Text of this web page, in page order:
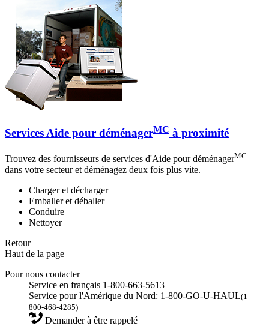
Services Aide pour déménagerMC à proximité
Trouvez des fournisseurs de services d'Aide pour déménagerMC
dans votre secteur et déménagez deux fois plus vite.
Charger et décharger
Emballer et déballer
Conduire
Nettoyer
Retour
Haut de la page
Pour nous contacter
Service en français 1-800-663-5613
Service pour l'Amérique du Nord: 1-800-GO-U-HAUL(1-
800-468-4285)
Demander à être rappelé